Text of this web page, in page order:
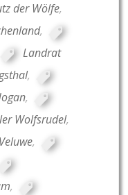
der Wölfe,
,
Landrat
,
,
Wolfsrudel,
Veluwe,
,